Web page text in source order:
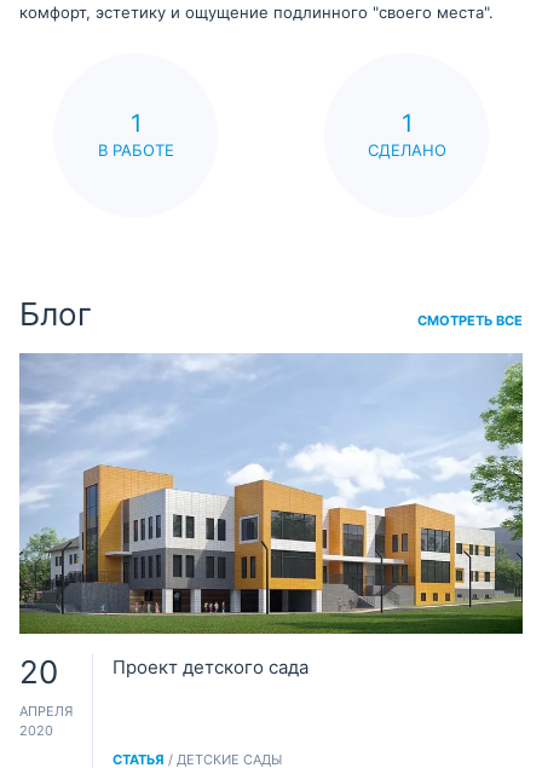
комфорт, эстетику и ощущение подлинного "своего места".
1
В РАБОТЕ
1
СДЕЛАНО
Блог СМОТРЕТЬ ВСЕ
20
АПРЕЛЯ
2020
Проект детского сада
СТАТЬЯ / ДЕТСКИЕ САДЫ